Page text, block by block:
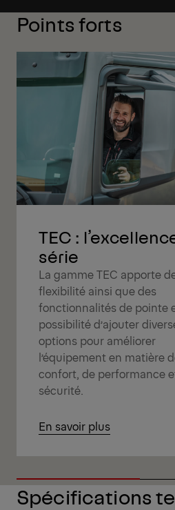
Points forts
TEC :
série
La gamme TEC apporte
flexibilité ainsi que des
fonctionnalités de pointe
possibilité d’ajouter
options pour améliorer
l’équipement en matière
confort, de performance
sécurité.
En savoir plus
Spécifications